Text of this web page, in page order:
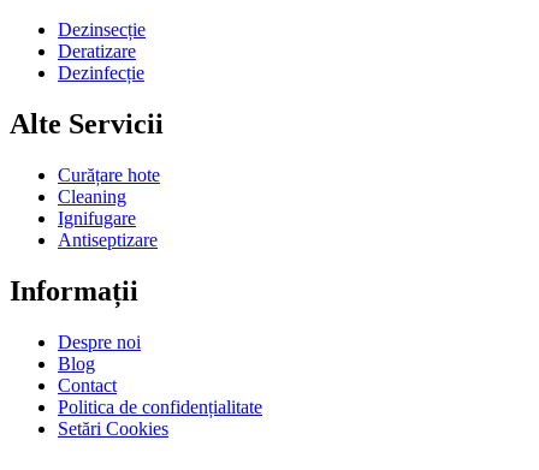
Dezinsecție
Deratizare
Dezinfecție
Alte Servicii
Curățare hote
Cleaning
Ignifugare
Antiseptizare
Informații
Despre noi
Blog
Contact
Politica de confidențialitate
Setări Cookies